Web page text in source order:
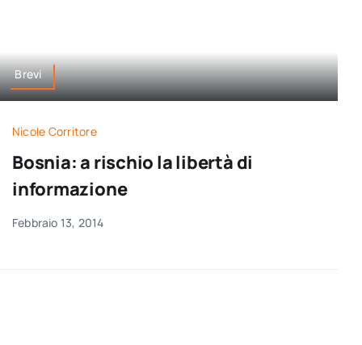
Brevi
Nicole Corritore
Bosnia: a rischio la libertà di
informazione
Febbraio 13, 2014